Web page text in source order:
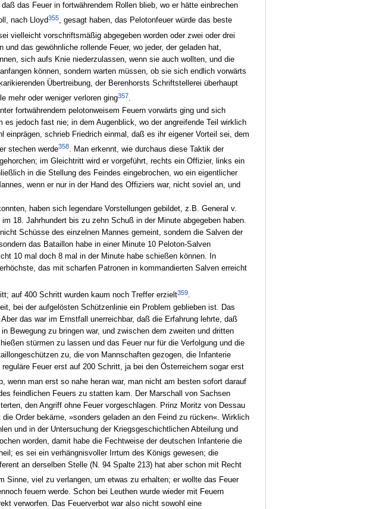
das Feuer in fortwährendem Rollen blieb, wo er hätte einbrechen
nach Lloyd355, gesagt haben, das Pelotonfeuer würde das beste
vielleicht vorschriftsmäßig abgegeben worden oder zwei oder drei
das gewöhnliche rollende Feuer, wo jeder, der geladen hat,
sich aufs Knie niederzulassen, wenn sie auch wollten, und die
können, sondern warten müssen, ob sie sich endlich vorwärts
Übertreibung, der Berenhorsts Schriftstellerei überhaupt
mehr oder weniger verloren ging357.
fortwährendem pelotonweisem Feuern vorwärts ging und sich
jedoch fast nie; in dem Augenblick, wo der angreifende Teil wirklich
schrieb Friedrich einmal, daß es ihr eigener Vorteil sei, dem
stechen werde358. Man erkennt, wie durchaus diese Taktik der
im Gleichtritt wird er vorgeführt, rechts ein Offizier, links ein
in die Stellung des Feindes eingebrochen, wo ein eigentlicher
wenn er nur in der Hand des Offiziers war, nicht soviel an, und
haben sich legendare Vorstellungen gebildet, z.B. General v.
18. Jahrhundert bis zu zehn Schuß in der Minute abgegeben haben.
Schüsse des einzelnen Mannes gemeint, sondern die Salven der
das Bataillon habe in einer Minute 10 Peloton-Salven
10 mal doch 8 mal in der Minute habe schießen können. In
das mit scharfen Patronen in kommandierten Salven erreicht
auf 400 Schritt wurden kaum noch Treffer erzielt359.
bei der aufgelösten Schützenlinie ein Problem geblieben ist. Das
das war im Ernstfall unerreichbar, daß die Erfahrung lehrte, daß
Bewegung zu bringen war, und zwischen dem zweiten und dritten
stürmen zu lassen und das Feuer nur für die Verfolgung und die
zu, die von Mannschaften gezogen, die Infanterie
Feuer erst auf 200 Schritt, ja bei den Österreichern sogar erst
man erst so nahe heran war, man nicht am besten sofort darauf
feindlichen Feuers zu statten kam. Der Marschall von Sachsen
den Angriff ohne Feuer vorgeschlagen. Prinz Moritz von Dessau
Order bekäme, »sonders geladen an den Feind zu rücken«. Wirklich
und in der Untersuchung der Kriegsgeschichtlichen Abteilung und
worden, damit habe die Fechtweise der deutschen Infanterie die
es sei ein verhängnisvoller Irrtum des Königs gewesen; die
an derselben Stelle (N. 94 Spalte 213) hat aber schon mit Recht
Sinne, viel zu verlangen, um etwas zu erhalten; er wollte das Feuer
feuern werde. Schon bei Leuthen wurde wieder mit Feuern
verworfen. Das Feuerverbot war also nicht sowohl eine